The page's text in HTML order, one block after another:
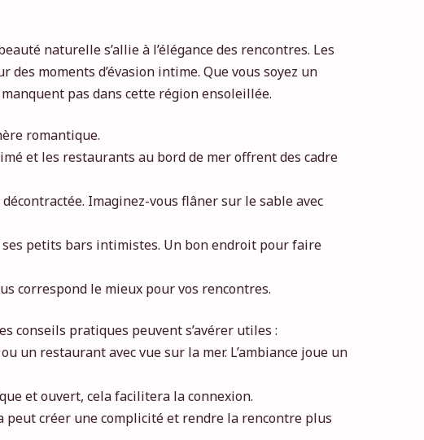
naturelle s’allie à l’élégance des rencontres. Les
moments d’évasion intime. Que vous soyez un
pas dans cette région ensoleillée.
romantique.
et les restaurants au bord de mer offrent des cadre
Imaginez-vous flâner sur le sable avec
ses petits bars intimistes. Un bon endroit pour faire
correspond le mieux pour vos rencontres.
conseils pratiques peuvent s’avérer utiles :
un restaurant avec vue sur la mer. L’ambiance joue un
et ouvert, cela facilitera la connexion.
peut créer une complicité et rendre la rencontre plus